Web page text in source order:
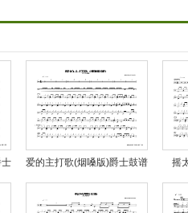
爱的主打歌(烟嗓版)爵士鼓谱 摇